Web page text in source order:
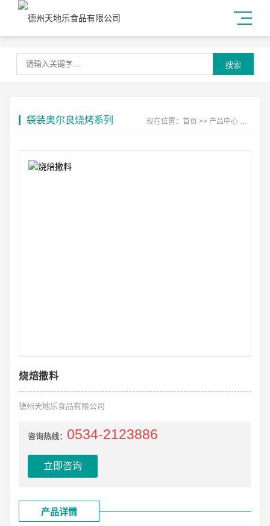
搜索
袋装奥尔良烧烤系列 现在位置：首页 >> 产品中心
烧焙撒料
德州天地乐食品有限公司
咨询热线： 0534-2123886
立即咨询
产品详情